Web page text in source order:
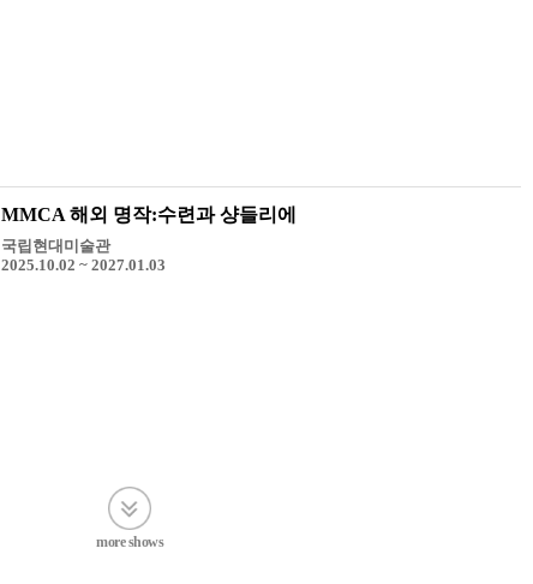
MMCA 해외 명작:수련과 샹들리에
국립현대미술관
2025.10.02 ~ 2027.01.03
more shows